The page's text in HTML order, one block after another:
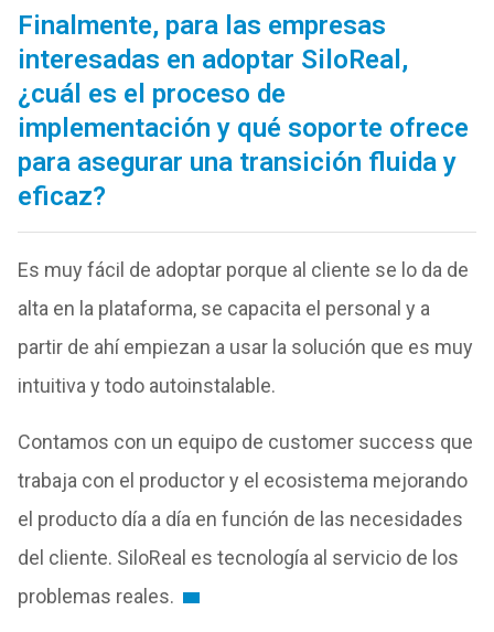
Finalmente, para las empresas
interesadas en adoptar SiloReal,
¿cuál es el proceso de
implementación y qué soporte ofrece
para asegurar una transición fluida y
eficaz?
Es muy fácil de adoptar porque al cliente se lo da de
alta en la plataforma, se capacita el personal y a
partir de ahí empiezan a usar la solución que es muy
intuitiva y todo autoinstalable.
Contamos con un equipo de customer success que
trabaja con el productor y el ecosistema mejorando
el producto día a día en función de las necesidades
del cliente. SiloReal es tecnología al servicio de los
problemas reales.